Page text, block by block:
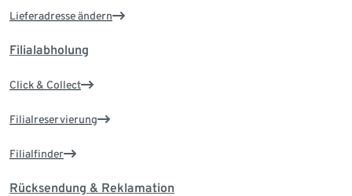
Lieferadresse ändern
Filialabholung
Click & Collect
Filialreservierung
Filialfinder
Rücksendung & Reklamation